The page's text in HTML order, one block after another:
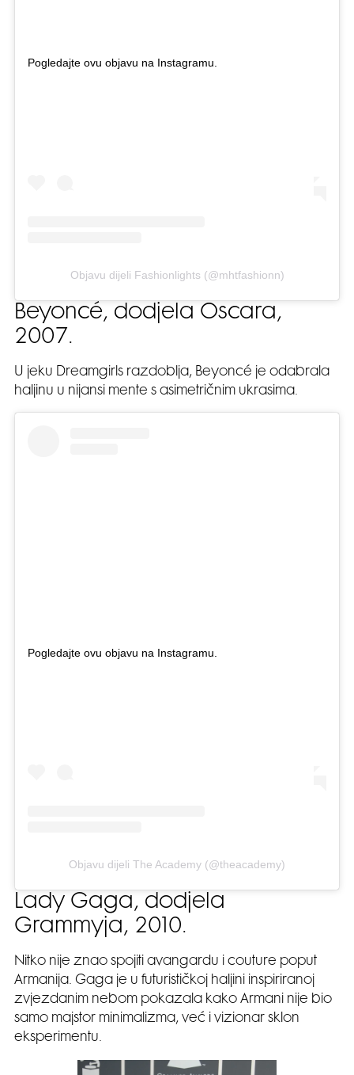
Pogledajte ovu objavu na Instagramu.
Objavu dijeli Fashionlights (@mhtfashionn)
Beyoncé, dodjela Oscara,
2007.
U jeku Dreamgirls razdoblja, Beyoncé je odabrala
haljinu u nijansi mente s asimetričnim ukrasima.
Pogledajte ovu objavu na Instagramu.
Objavu dijeli The Academy (@theacademy)
Lady Gaga, dodjela
Grammyja, 2010.
Nitko nije znao spojiti avangardu i couture poput
Armanija. Gaga je u futurističkoj haljini inspiriranoj
zvjezdanim nebom pokazala kako Armani nije bio
samo majstor minimalizma, već i vizionar sklon
eksperimentu.